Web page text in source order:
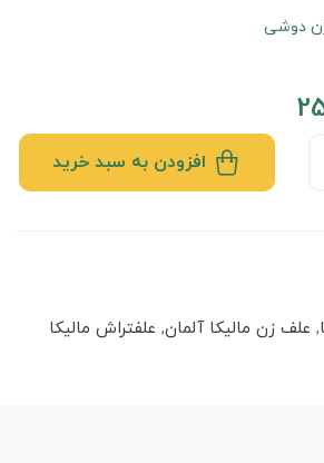
دوشی
افزودن به سبد خرید
, علف زن مالیکا آلمان, علفتراش مالیکا